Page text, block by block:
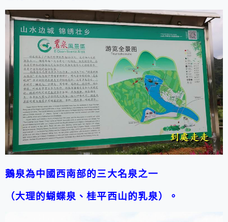
鵝泉為中國西南部的三大名泉之一
（大理的蝴蝶泉、桂平西山的乳泉）。